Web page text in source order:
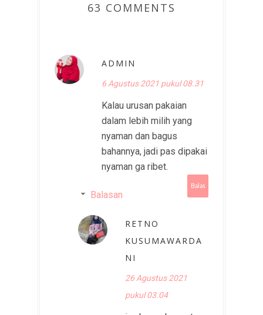
63 COMMENTS
ADMIN
6 Agustus 2021 pukul 08.31
Kalau urusan pakaian
dalam lebih milih yang
nyaman dan bagus
bahannya, jadi pas dipakai
nyaman ga ribet.
Balas
Balasan
RETNO
KUSUMAWARDA
NI
26 Agustus 2021
pukul 03.04